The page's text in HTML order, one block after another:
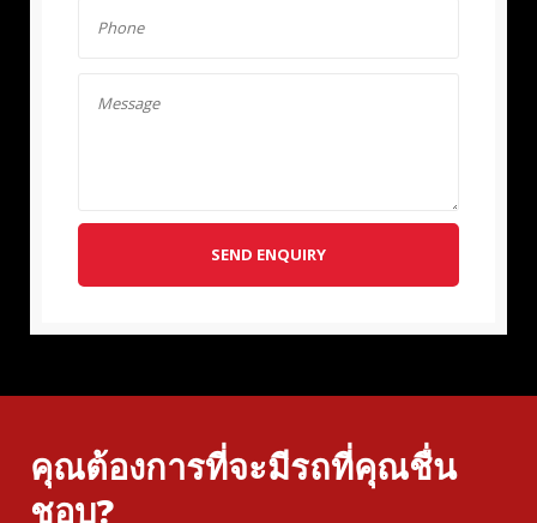
SEND ENQUIRY
คุณต้องการที่จะมีรถที่คุณชื่น
ชอบ?